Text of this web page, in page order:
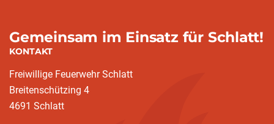
Gemeinsam im Einsatz für Schlatt!
KONTAKT
Freiwillige Feuerwehr Schlatt
Breitenschützing 4
4691 Schlatt